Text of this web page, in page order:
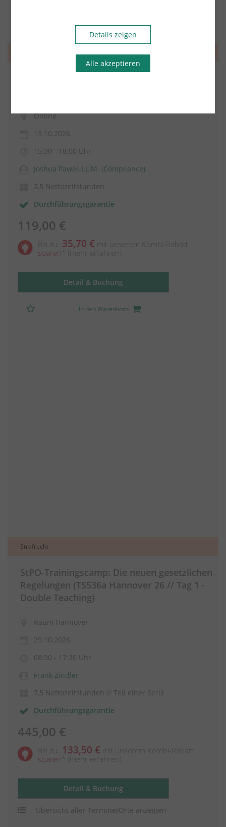
Online
13.10.2026
15:30 - 18:00 Uhr
Joshua Pawel, LL.M. (Compliance)
2,5 Nettozeitstunden
Durchführungsgarantie
119,00 €
Bis zu: 35,70 € mit unserem Kombi-Rabatt
sparen
(mehr erfahren)
Detail & Buchung
In den Warenkorb
Strafrecht
StPO-Trainingscamp: Die neuen gesetzlichen
Regelungen (TS536a Hannover 26 // Tag 1 -
Double Teaching)
Raum Hannover
29.10.2026
08:30 - 17:30 Uhr
Frank Zindler
7,5 Nettozeitstunden // Teil einer Serie
Durchführungsgarantie
445,00 €
Bis zu: 133,50 € mit unserem Kombi-Rabatt
sparen
(mehr erfahren)
Detail & Buchung
Übersicht aller Termine/Orte anzeigen
Details zeigen
Alle akzeptieren